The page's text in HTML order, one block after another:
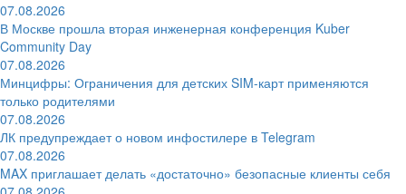
07.08.2026
В Москве прошла вторая инженерная конференция Kuber
Community Day
07.08.2026
Минцифры: Ограничения для детских SIM-карт применяются
только родителями
07.08.2026
ЛК предупреждает о новом инфостилере в Telegram
07.08.2026
MAX приглашает делать «достаточно» безопасные клиенты себя